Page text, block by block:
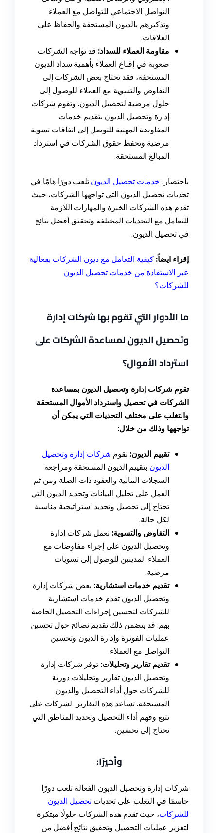
التواصل الاجتماعي للتواصل مع العملاء
وتذكيرهم بالديون المستحقة والحفاظ على
العلاقات.
مقاومة العملاء للسداد: قد تواجه الشركات
صعوبة في إقناع العملاء بأهمية سداد الديون
المستحقة، فقد تحتاج بعض الشركات إلى
التفاوض والتسوية مع العملاء للوصول إلى
حلول مرضية لتحصيل الديون. وتقوم شركات
إدارة وتحصيل الديون بتقديم خدمات
المفاوضة المهنية للتوصل إلى اتفاقات تسوية
مرضية وتحفظ حقوق الشركات في استرداد
المبالغ المستحقة.
باختصار، خدمات تحصيل الديون تلعب دورًا هامًا في
تحديات تحصيل الديون التي تواجهها الشركات، حيث
تقدم هذه الشركات الخبرة والمهارات اللازمة
للتعامل مع التحديات المختلفة وتحقيق أفضل نتائج
في تحصيل الديون.
إقراء ايضاً: كيفية التعامل مع ديون الشركات بفعالية
عبر الاستفادة من خدمات تحصيل الديون
للشركات؟
ما الأدوار التي تقوم بها شركات إدارة
وتحصيل الديون لمساعدة الشركات على
استرداد الأموال؟
تقوم شركات إدارة وتحصيل الديون بمساعدة
الشركات في تحصيل واسترداد الأموال المستحقة
والتغلب على مختلف التحديات التي يمكن أن
تواجهها وذلك من خلال:
تقييم الديون: تقوم شركات إدارة وتحصيل
الديون بتقييم الديون المستحقة ومراجعة
السجلات المالية والعقود ذات الصلة ومن ثم
العمل على تحليل البيانات وتحديد الديون التي
تحتاج إلى تحصيل وتحديد استراتيجية مناسبة
لكل حالة.
التفاوض والتسوية: تعمل شركات إدارة
وتحصيل الديون على إجراء مفاوضات مع
العملاء المدينين للوصول إلى تسويات
مرضية.
تقديم خدمات استشارية: بعض شركات إدارة
وتحصيل الديون تقدم خدمات استشارية
للشركات لتحسين إجراءات التحصيل الخاصة
بهم. قد يتضمن ذلك تقديم نصائح حول تحسين
عمليات الفوترة وإدارة الديون وتحسين
التواصل مع العملاء.
تقديم تقارير وتحليلات: توفر شركات إدارة
وتحصيل الديون تقارير وتحليلات دورية
للشركات حول أداء التحصيل والديون
المستحقة. تساعد هذه التقارير الشركات على
تتبع وفهم أداء التحصيل وتحديد المناطق التي
تحتاج إلى تحسين.
وأخيرًا:
شركات إدارة وتحصيل الديون الفعالة تلعب دورًا
حاسمًا في التغلب على تحديات تحصيل الديون
للشركات، حيث تقدم هذه الشركات حلولًا مبتكرة
لتعزيز عمليات التحصيل وتحقيق نتائج أفضل من